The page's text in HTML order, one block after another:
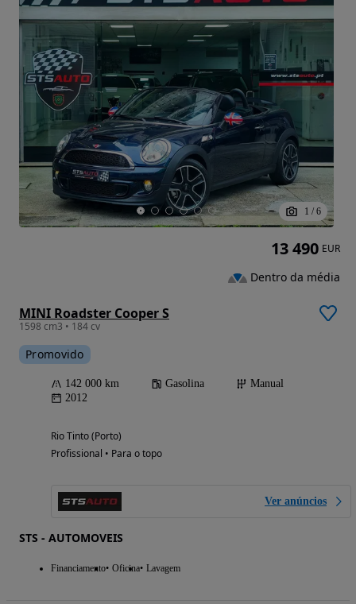
1 / 6
MINI Roadster Cooper S
1598 cm3 • 184 cv
Promovido
142 000 km Gasolina
Manual
2012
Rio Tinto (Porto)
Profissional • Para o topo
Ver anúncios
STS - AUTOMOVEIS
Financiamento Oficina Lavagem
13 490 EUR
Dentro da média